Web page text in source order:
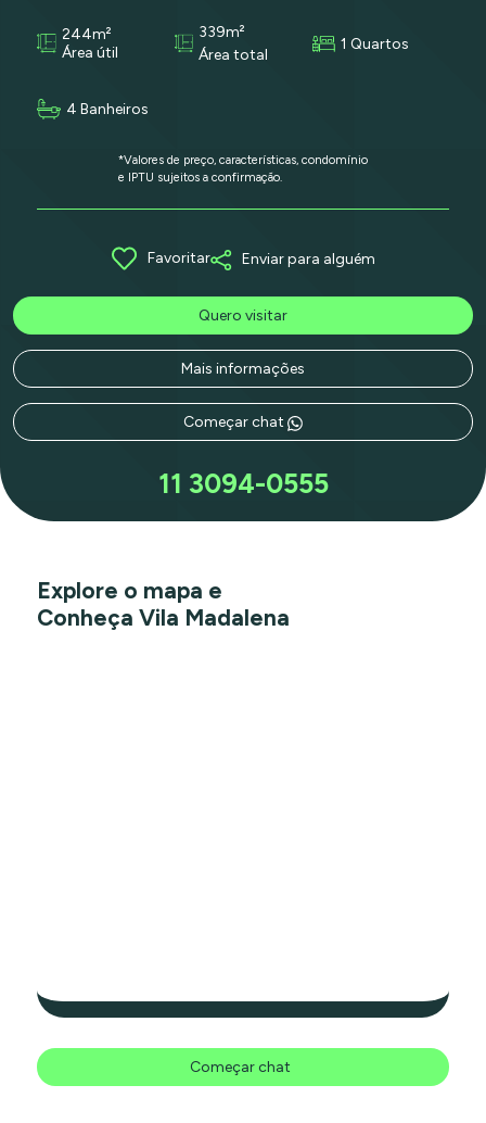
244m²
Área útil
339m²
Área total
1 Quartos
4 Banheiros
*Valores de preço, características, condomínio
e IPTU sujeitos a confirmação.
Favoritar Enviar para alguém
Quero visitar
Mais informações
Começar chat
11 3094-0555
Explore o mapa e
Conheça Vila Madalena
Começar chat